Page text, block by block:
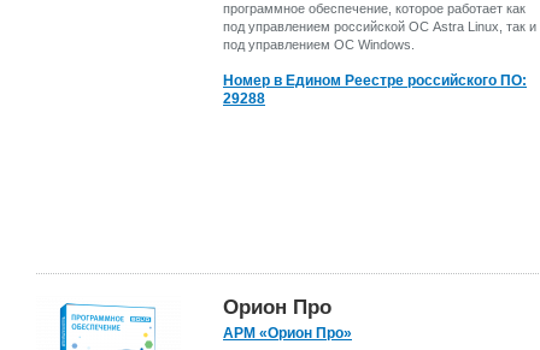
программное обеспечение, которое работает как
под управлением российской ОС Astra Linux, так и
под управлением ОС Windows.
Номер в Едином Реестре российского ПО:
29288
Орион Про
АРМ «Орион Про»